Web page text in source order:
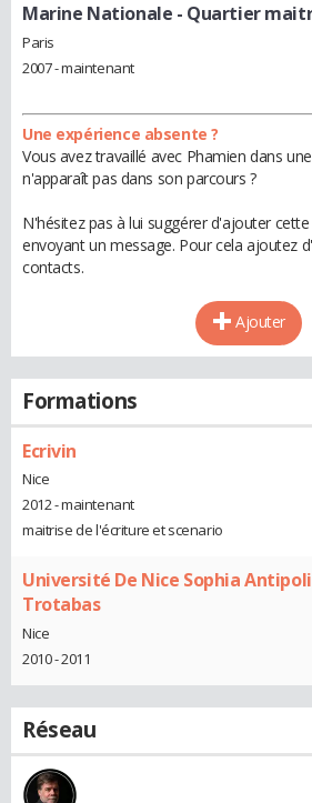
Marine Nationale - Quartier
Paris
2007 - maintenant
Une expérience absente ?
Vous avez travaillé avec Phamien dans
n'apparaît pas dans son parcours ?
N'hésitez pas à lui suggérer d'ajouter
envoyant un message. Pour cela ajoutez
contacts.
Ajouter
Formations
Ecrivin
Nice
2012 - maintenant
maitrise de l'écriture et scenario
Université De Nice Sophia
Trotabas
Nice
2010 - 2011
Réseau